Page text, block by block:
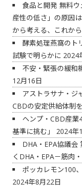
食品と開発 無料
産性の低さ」の原
から考える、これか
酵素処理燕窩のト
試験で明らかに 2024
不安・緊張の緩和
12月16日
アストラサナ・ジ
CBDの安定供給体制
ヘンプ・CBD産
基準に挑む」
2024年
DHA・EPA協議
くDHA・EPA－筋肉・
ポッカレモン100
2024年8月22日